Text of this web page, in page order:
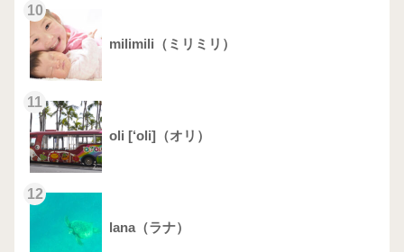
10
milimili（ミリミリ）
11
oli [‘oli]（オリ）
12
lana（ラナ）